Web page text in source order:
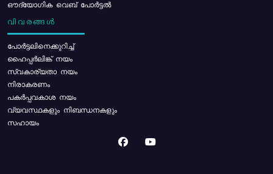
ഔദ്യോഗിക വെബ് പോർട്ടൽ
വിവരങ്ങൾ
പോര്‍ട്ടലിനെക്കുറിച്ച്
ഹൈപ്പർലിങ്ക് നയം
സ്വകാര്യതാ നയം
നിരാകരണം
പകർപ്പവകാശ നയം
വ്യവസ്ഥകളും നിബന്ധനകളും
സഹായം